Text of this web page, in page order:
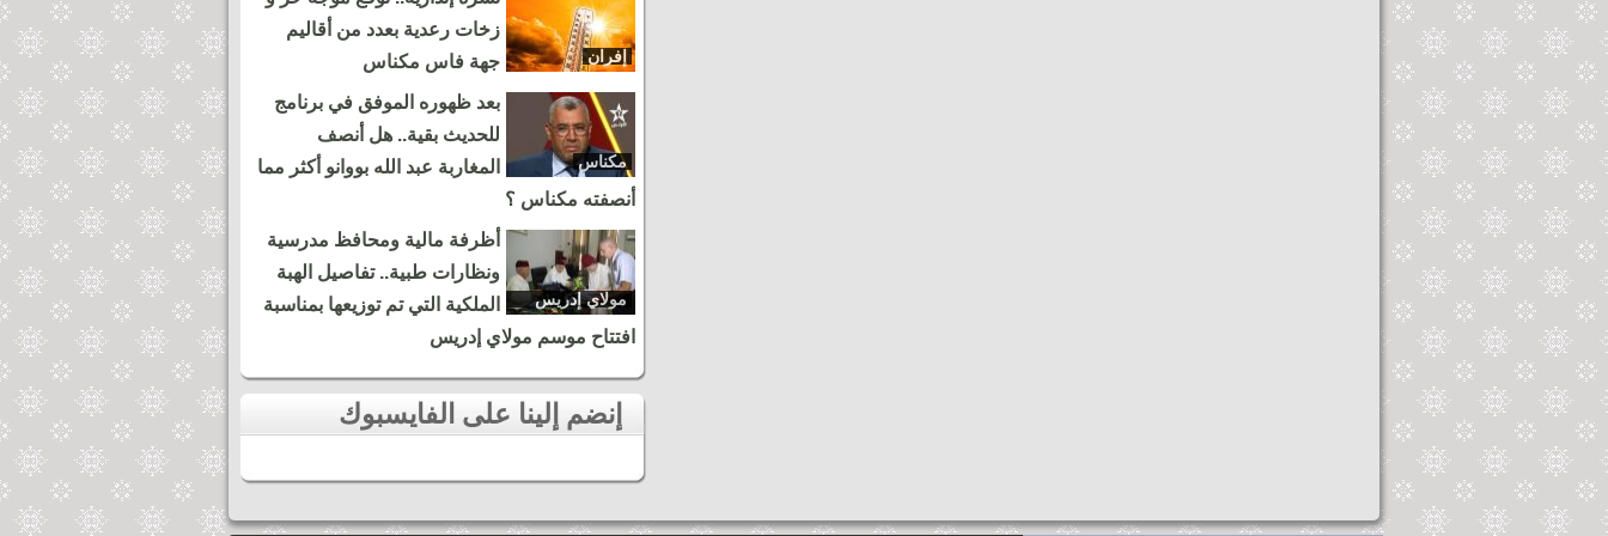
إفران
زخات رعدية بعدد من أقاليم
جهة فاس مكناس
مكناس
بعد ظهوره الموفق في برنامج
للحديث بقية.. هل أنصف
المغاربة عبد الله بووانو أكثر مما
أنصفته مكناس ؟
مولاي إدريس
زرهون
أظرفة مالية ومحافظ مدرسية
ونظارات طبية.. تفاصيل الهبة
الملكية التي تم توزيعها بمناسبة
افتتاح موسم مولاي إدريس